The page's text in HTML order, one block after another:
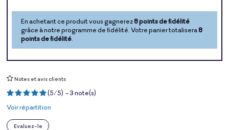
En achetant ce produit vous gagnerez8 points de fidélité
grâce à notre programme de fidélité. Votre panier totalisera8
points de fidélité
Notes et avis clients
(5/5) -3note(s)
Voir répartition
Evaluez-le